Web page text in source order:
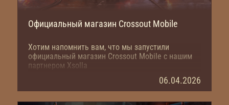
Официальный магазин Crossout Mobile
Хотим напомнить вам, что мы запустили
официальный магазин Crossout Mobile с нашим
партнером Xsolla
06.04.2026